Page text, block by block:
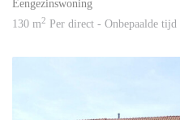
Eengezinswoning
130 m2 Per direct - Onbepaalde tijd